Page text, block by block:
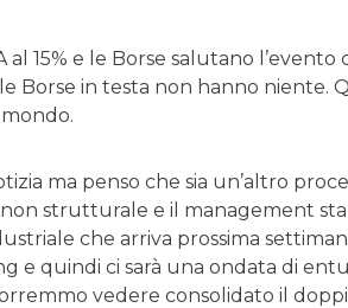
15% e le Borse salutano
Borse in testa non hanno niente.
ma penso che sia un’altro
strutturale e il management
che arriva prossima
e quindi ci sarà una ondata di
vedere consolidato il